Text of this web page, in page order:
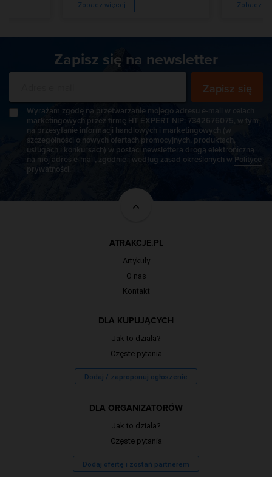
Zobacz więcej Zobacz
Zapisz się na newsletter
Zapisz się
Wyrażam zgodę na przetwarzanie mojego adresu e-mail w celach
marketingowych przez firmę HT EXPERT NIP: 7342676075, w tym
na przesyłanie informacji handlowych i marketingowych (w
szczególności o nowych ofertach promocyjnych, produktach,
usługach i konkursach) w postaci newslettera drogą elektroniczną
na mój adres e-mail, zgodnie i według zasad określonych w Polityce
prywatności.
ATRAKCJE.PL
Artykuły
O nas
Kontakt
DLA KUPUJĄCYCH
Jak to działa?
Częste pytania
Dodaj / zaproponuj ogłoszenie
DLA ORGANIZATORÓW
Jak to działa?
Częste pytania
Dodaj ofertę i zostań partnerem